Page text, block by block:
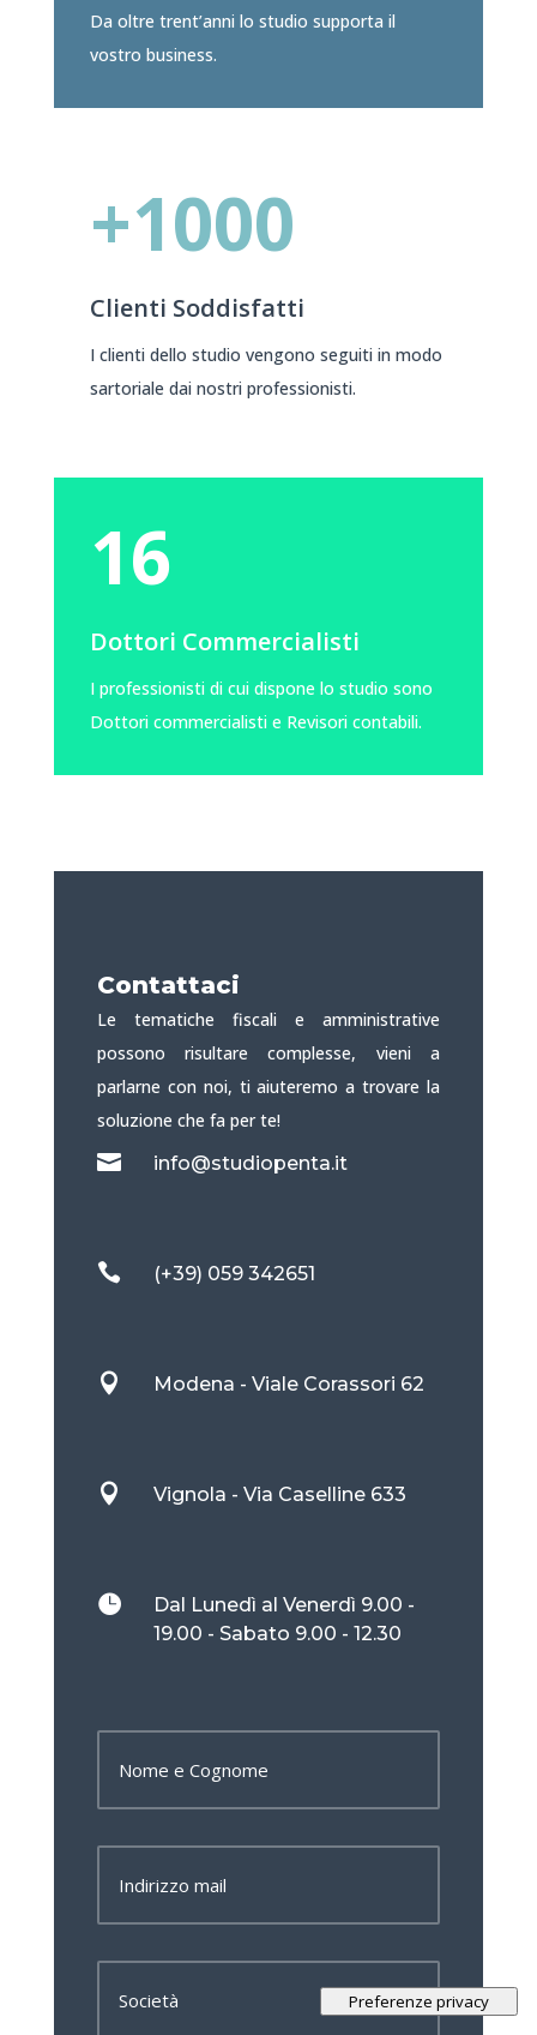
Da oltre trent’anni lo studio supporta il
vostro business.
+1000
Clienti Soddisfatti
I clienti dello studio vengono seguiti in modo
sartoriale dai nostri professionisti.
16
Dottori Commercialisti
I professionisti di cui dispone lo studio sono
Dottori commercialisti e Revisori contabili.
Contattaci
Le tematiche fiscali e amministrative
possono risultare complesse, vieni a
parlarne con noi, ti aiuteremo a trovare la
soluzione che fa per te!
 info@studiopenta.it
 (+39) 059 342651
 Modena - Viale Corassori 62
 Vignola - Via Caselline 633

Dal Lunedì al Venerdì 9.00 -
19.00 - Sabato 9.00 - 12.30